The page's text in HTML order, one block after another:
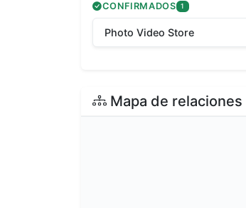
CONFIRMADOS 1
Photo Video Store
Mapa de relaciones